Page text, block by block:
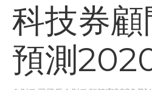
科技券
預測